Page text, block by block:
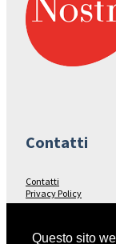
Contatti
Contatti
Privacy Policy
Seguici su…
Questo sito